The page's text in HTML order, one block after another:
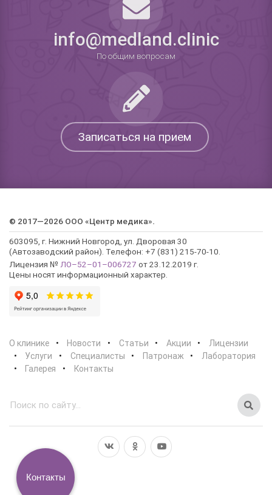
info@medland.clinic
По общим вопросам
Записаться на прием
© 2017—2026 ООО «Центр медика».
603095, г. Нижний Новгород, ул. Дворовая 30
(Автозаводский район). Телефон: +7 (831) 215-70-10.
Лицензия № ЛО–52–01–006727 от 23.12.2019 г.
Цены носят информационный характер.
О клинике Новости Статьи Акции
Лицензии
Услуги
Специалисты Патронаж
Лаборатория
Галерея
Контакты
Контакты